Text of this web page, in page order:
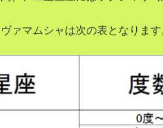
ァマムシャは次の表となります